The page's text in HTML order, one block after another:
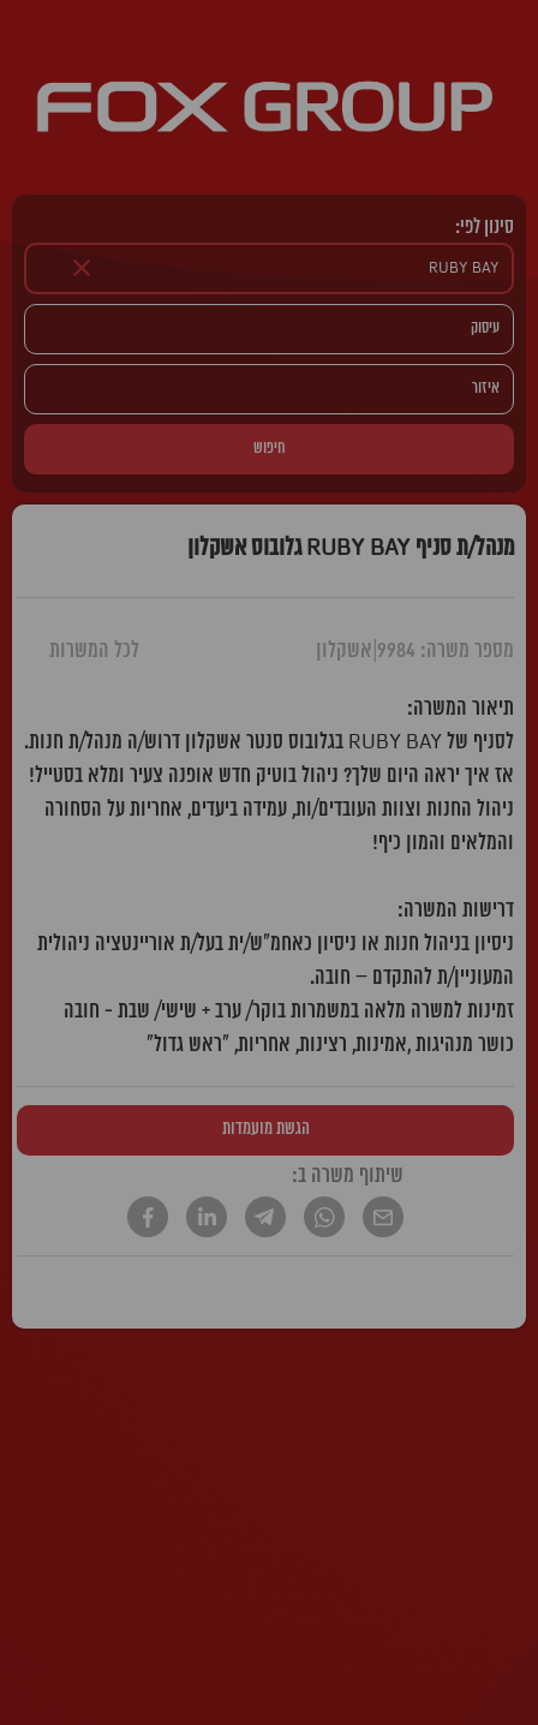
סינון לפי:
חיפוש
מנהל/ת סניף RUBY BAY גלובוס אשקלון
מספר משרה: 9984 אשקלון לכל המשרות
תיאור המשרה:
לסניף של RUBY BAY בגלובוס סנטר אשקלון דרוש/ה מנהל/ת חנות.
אז איך יראה היום שלך? ניהול בוטיק חדש אופנה צעיר ומלא בסטייל!
ניהול החנות וצוות העובדים/ות, עמידה ביעדים, אחריות על הסחורה
והמלאים והמון כיף!
דרישות המשרה:
ניסיון בניהול חנות או ניסיון כאחמ״ש/ית בעל/ת אוריינטציה ניהולית
המעוניין/ת להתקדם – חובה.
זמינות למשרה מלאה במשמרות בוקר/ ערב + שישי/ שבת - חובה
כושר מנהיגות ,אמינות, רצינות, אחריות, "ראש גדול"
הגשת מועמדות
שיתוף משרה ב: